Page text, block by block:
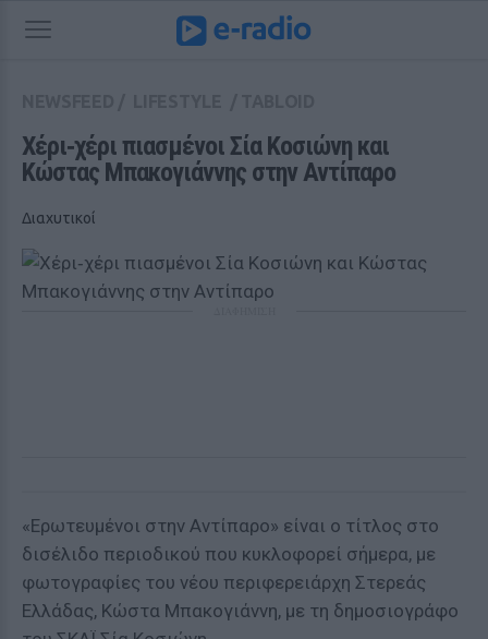
Xέρι‑χέρι πιασμένοι Σία Κοσιώνη και
Κώστας Μπακογιάννης στην Αντίπαρο
Διαχυτικοί
«Ερωτευμένοι στην Αντίπαρο» είναι ο τίτλος στο
δισέλιδο περιοδικού που κυκλοφορεί σήμερα, με
φωτογραφίες του νέου περιφερειάρχη Στερεάς
Ελλάδας, Κώστα Μπακογιάννη, με τη δημοσιογράφο